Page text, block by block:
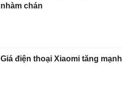
nhàm chán
Giá điện thoại Xiaomi tăng mạnh